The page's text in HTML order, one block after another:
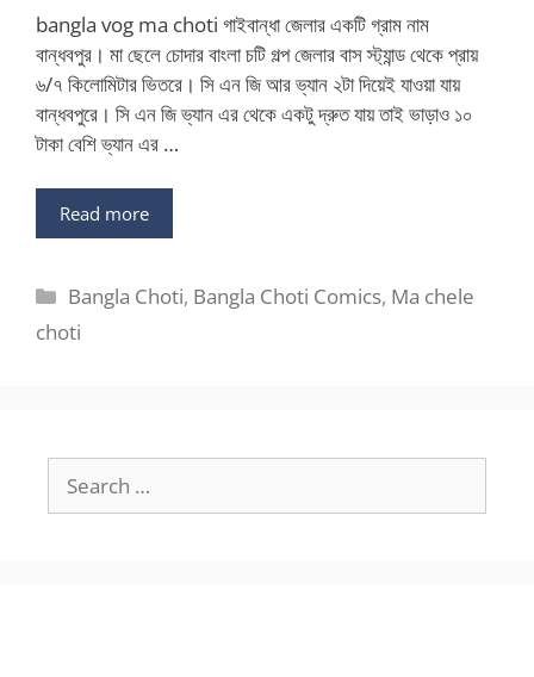
bangla vog ma choti গাইবান্ধা জেলার একটি গ্রাম নাম
বান্ধবপুর। মা ছেলে চোদার বাংলা চটি গল্প জেলার বাস স্ট্যান্ড থেকে প্রায়
৬/৭ কিলোমিটার ভিতরে। সি এন জি আর ভ্যান ২টা দিয়েই যাওয়া যায়
বান্ধবপুরে। সি এন জি ভ্যান এর থেকে একটু দ্রুত যায় তাই ভাড়াও ১০
টাকা বেশি ভ্যান এর …
Read more
Categories
Bangla Choti, Bangla Choti Comics, Ma chele
choti
for: